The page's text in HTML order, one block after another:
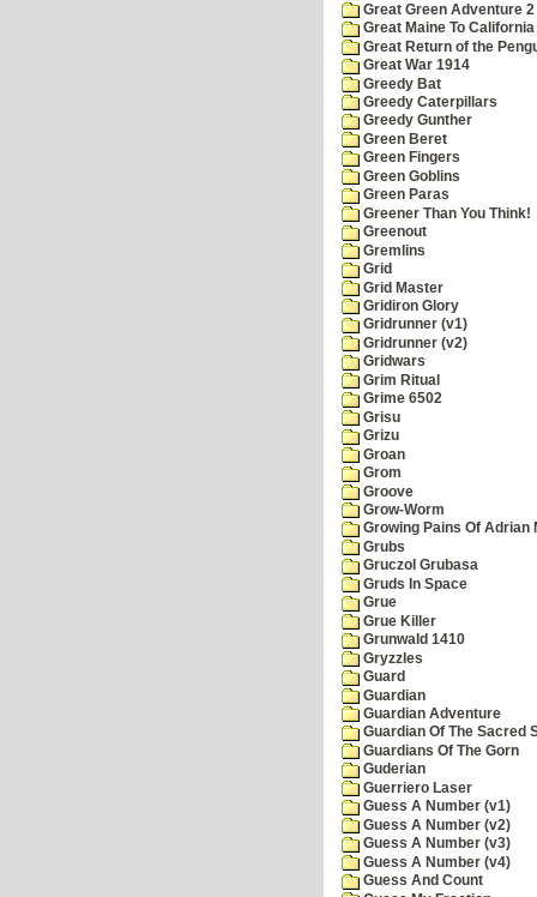
Great Green Adventure
Great Maine To
Great Return of the
Great War 1914
Greedy Bat
Greedy Caterpillars
Greedy Gunther
Green Beret
Green Fingers
Green Goblins
Green Paras
Greener Than You Think!
Greenout
Gremlins
Grid
Grid Master
Gridiron Glory
Gridrunner (v1)
Gridrunner (v2)
Gridwars
Grim Ritual
Grime 6502
Grisu
Grizu
Groan
Grom
Groove
Grow-Worm
Growing Pains Of Adrian
Grubs
Gruczol Grubasa
Gruds In Space
Grue
Grue Killer
Grunwald 1410
Gryzzles
Guard
Guardian
Guardian Adventure
Guardian Of The Sacred
Guardians Of The Gorn
Guderian
Guerriero Laser
Guess A Number (v1)
Guess A Number (v2)
Guess A Number (v3)
Guess A Number (v4)
Guess And Count